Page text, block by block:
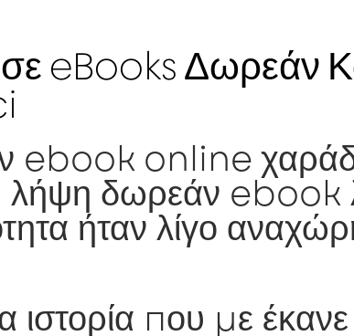
eBooks Δωρεάν
ebook online
λήψη δωρεάν ebook
ήταν λίγο
ιστορία που με